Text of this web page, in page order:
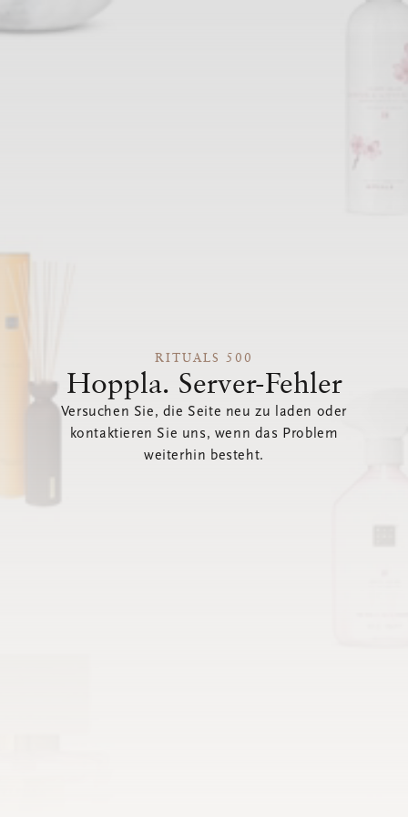
RITUALS 500
Hoppla. Server-Fehler
Versuchen Sie, die Seite neu zu laden oder
kontaktieren Sie uns, wenn das Problem
weiterhin besteht.